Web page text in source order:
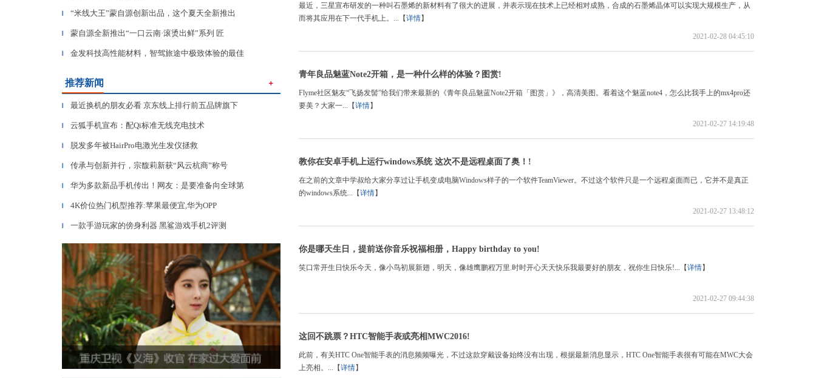
▎ “米线大王”蒙自源创新出品，这个夏天全新推出
▎ 蒙自源全新推出“一口云南·滚烫出鲜”系列 匠
▎ 金发科技高性能材料，智驾旅途中极致体验的最佳
推荐新闻 ＋
▎ 最近换机的朋友必看 京东线上排行前五品牌旗下
▎ 云狐手机宣布：配Qi标准无线充电技术
▎ 脱发多年被HairPro电激光生发仪拯救
▎ 传承与创新并行，宗馥莉新获“风云杭商”称号
▎ 华为多款新品手机传出！网友：是要准备向全球第
▎ 4K价位热门机型推荐:苹果最便宜,华为OPP
▎ 一款手游玩家的傍身利器 黑鲨游戏手机2评测
最近，三星宣布研发的一种叫石墨烯的新材料有了很大的进展，并表示现在技术上已经相对成熟，合成的石墨烯晶体可以实现大规模生产，从
而将其应用在下一代手机上。...【详情】
2021-02-28 04:45:10
青年良品魅蓝Note2开箱，是一种什么样的体验？图赏!
Flyme社区魅友“飞扬发髻”给我们带来最新的《青年良品魅蓝Note2开箱「图赏」》，高清美图。看着这个魅蓝note4，怎么比我手上的mx4pro还
要美？大家一...【详情】
2021-02-27 14:19:48
教你在安卓手机上运行windows系统 这次不是远程桌面了奥！!
在之前的文章中学叔给大家分享过让手机变成电脑Windows样子的一个软件TeamViewer。不过这个软件只是一个远程桌面而已，它并不是真正
的windows系统...【详情】
2021-02-27 13:48:12
你是哪天生日，提前送你音乐祝福相册，Happy birthday to you!
笑口常开生日快乐今天，像小鸟初展新翅，明天，像雄鹰鹏程万里.时时开心天天快乐我最要好的朋友，祝你生日快乐!...【详情】
2021-02-27 09:44:38
这回不跳票？HTC智能手表或亮相MWC2016!
此前，有关HTC One智能手表的消息频频曝光，不过这款穿戴设备始终没有出现，根据最新消息显示，HTC One智能手表很有可能在MWC大会
上亮相。...【详情】